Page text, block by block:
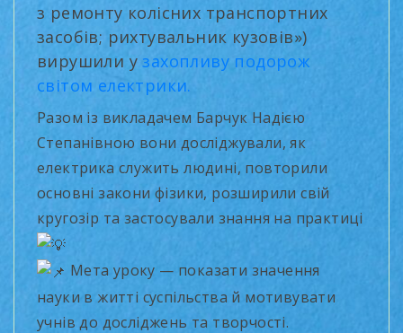
з ремонту колісних транспортних
засобів; рихтувальник кузовів»)
вирушили узахопливу подорож
світом електрики.
Разом із викладачем Барчук Надією
Степанівною вони досліджували, як
електрика служить людині, повторили
основні закони фізики, розширили свій
кругозір та застосували знання на практиці
Мета уроку — показати значення
науки в житті суспільства й мотивувати
учнів до досліджень та творчості.